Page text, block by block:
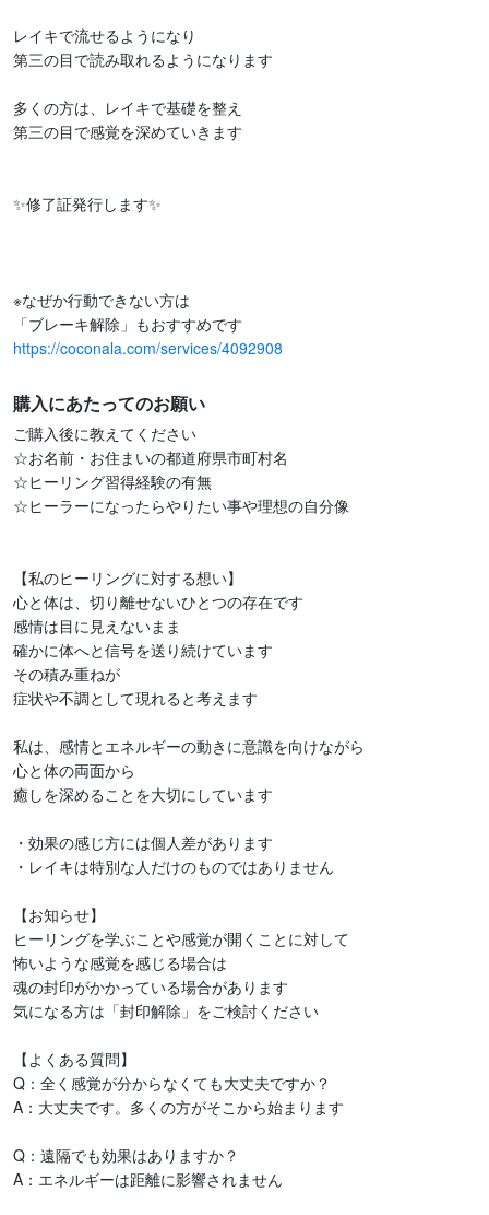
レイキで流せるようになり
第三の目で読み取れるようになります
多くの方は、レイキで基礎を整え
第三の目で感覚を深めていきます
✨修了証発行します✨
※なぜか行動できない方は
https://coconala.com/services/4092908
購入にあたってのお願い
ご購入後に教えてください
☆お名前・お住まいの都道府県市町村名
☆ヒーリング習得経験の有無
☆ヒーラーになったらやりたい事や理想の自分像
【私のヒーリングに対する想い】
心と体は、切り離せないひとつの存在です
感情は目に見えないまま
確かに体へと信号を送り続けています
その積み重ねが
症状や不調として現れると考えます
私は、感情とエネルギーの動きに意識を向けながら
心と体の両面から
癒しを深めることを大切にしています
・効果の感じ方には個人差があります
・レイキは特別な人だけのものではありません
【お知らせ】
ヒーリングを学ぶことや感覚が開くことに対して
怖いような感覚を感じる場合は
魂の封印がかかっている場合があります
気になる方は「封印解除」をご検討ください
【よくある質問】
Q：全く感覚が分からなくても大丈夫ですか？
A：大丈夫です。多くの方がそこから始まります
Q：遠隔でも効果はありますか？
A：エネルギーは距離に影響されません